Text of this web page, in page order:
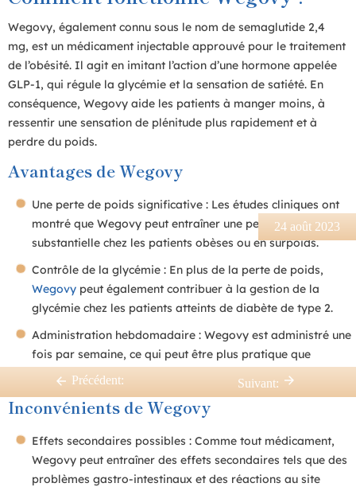
24 août 2023
Précédent: Suivant:
Wegovy, également connu sous le nom de semaglutide 2,4
mg, est un médicament injectable approuvé pour le traitement
de l’obésité. Il agit en imitant l’action d’une hormone appelée
GLP-1, qui régule la glycémie et la sensation de satiété. En
conséquence, Wegovy aide les patients à manger moins, à
ressentir une sensation de plénitude plus rapidement et à
perdre du poids.
Avantages de Wegovy
Une perte de poids significative : Les études cliniques ont
montré que Wegovy peut entraîner une perte de poids
substantielle chez les patients obèses ou en surpoids.
Contrôle de la glycémie : En plus de la perte de poids,
Wegovy peut également contribuer à la gestion de la
glycémie chez les patients atteints de diabète de type 2.
Administration hebdomadaire : Wegovy est administré une
fois par semaine, ce qui peut être plus pratique que
d’autres traitements nécessitant une prise quotidienne.
Inconvénients de Wegovy
Effets secondaires possibles : Comme tout médicament,
Wegovy peut entraîner des effets secondaires tels que des
problèmes gastro-intestinaux et des réactions au site